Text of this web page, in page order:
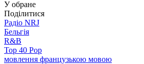
У обране
Поділитися
Радіо NRJ
Бельгія
R&B
Top 40 Pop
мовлення французькою мовою